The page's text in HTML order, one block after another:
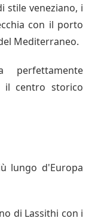
stile veneziano, i
con il porto
Mediterraneo.
perfettamente
il centro storico
lungo d'Europa
di Lassithi con i